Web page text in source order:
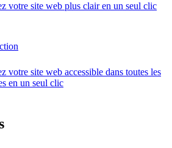
votre site web plus clair en un seul clic
votre site web accessible dans toutes les
en un seul clic